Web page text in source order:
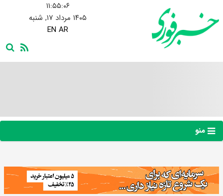
۱۱:۵۵:۰۷
۱۴۰۵ مرداد ۱۷, شنبه
EN AR
منو